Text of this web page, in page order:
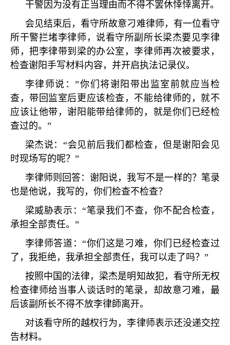
干警因为没有正当理由而不得不罢休悻悻离开。
会见结束后，看守所故意刁难律师，有一位看守
所干警拦堵李律师，说看守所副所长梁杰要见李律
师，把李律带到梁的办公室，李律师再次被要求，
检查谢阳手写材料内容，并开启执法记录仪。
李律师说：”你们将谢阳带出监室前就应当检
查，带回监室后更应该检查，不能给律师的，就不
应该让他带，谢阳能带给律师的，就是你们已经检
查过的。”
梁杰说：“会见前后我们都检查，但是谢阳会见
时现场写的呢？”
李律师则回答：谢阳说，我写不是一样的？笔录
也是他说，我写的，你们检查不检查？
梁威胁表示：“笔录我们不查，你不配合检查，
承担全部责任。”
李律师答道：“你们这是刁难，你们已经检查过
了，我拒绝，我承担全部责任，我可以走了吗？”
按照中国的法律，梁杰是明知故犯，看守所无权
检查律师给当事人谈话时的笔录，却故意刁难，最
后该副所长不得不放李律師离开。
对该看守所的越权行为，李律师表示还没递交控
告材料。